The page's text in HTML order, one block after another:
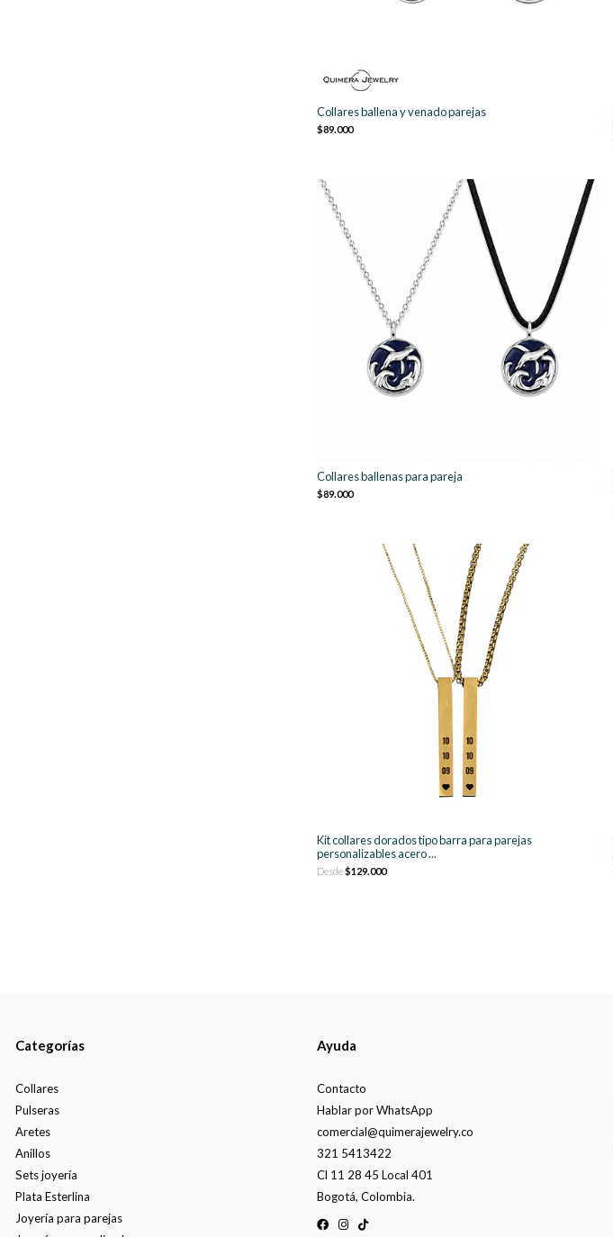
Collares ballena y venado parejas
$89.000
Collares ballenas para pareja
$89.000
Kit collares dorados tipo barra para parejas
personalizables acero ...
Desde$129.000
Categorías
Collares
Pulseras
Aretes
Anillos
Sets joyería
Plata Esterlina
Joyería para parejas
Ayuda
Contacto
Hablar por WhatsApp
comercial@quimerajewelry.co
321 5413422
Cl 11 28 45 Local 401
Bogotá, Colombia.